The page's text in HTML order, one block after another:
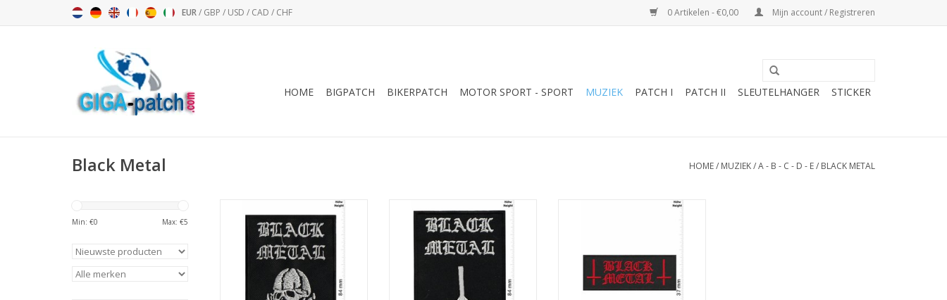
EUR/ GBP / USD / CAD / CHF 0 Artikelen - €0,00 Mijn account / Registreren
HOME BIGPATCH BIKERPATCH MOTOR SPORT - SPORT MUZIEK PATCH I PATCH II SLEUTELHANGER STICKER
Black Metal HOME/ MUZIEK/A - B - C - D - E/ BLACK METAL
Min: €0 Max: €5
TOEVOEGEN AAN WINKELWAGEN
TOEVOEGEN AAN WINKELWAGEN
TOEVOEGEN AAN WINKELWAGEN